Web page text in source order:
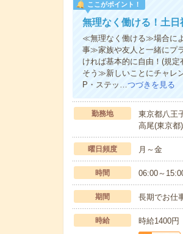
ここがポイント！
無理なく働ける！土日
≪無理なく働ける≫場合に
事≫家族や友人と一緒にプ
ければ基本的に自由！(規
そう≫新しいことにチャレ
P・ステッ…つづきを見る
勤務地
東京都八王
高尾(東京都
曜日頻度 月～金
時間 06:00～
期間 長期でお仕
時給 時給1400円